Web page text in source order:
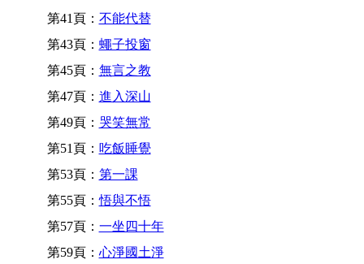
第41頁： 不能代替
第43頁： 蠅子投窗
第45頁： 無言之教
第47頁： 進入深山
第49頁： 哭笑無常
第51頁： 吃飯睡覺
第53頁： 第一課
第55頁：悟與不悟
第57頁： 一坐四十年
第59頁： 心淨國土淨